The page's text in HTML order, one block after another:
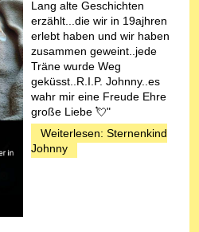
Lang alte Geschichten
erzählt...die wir in 19ajhren
erlebt haben und wir haben
zusammen geweint..jede
Träne wurde Weg
geküsst..R.I.P. Johnny..es
wahr mir eine Freude Ehre
große Liebe 💘"
Weiterlesen: Sternenkind
Johnny